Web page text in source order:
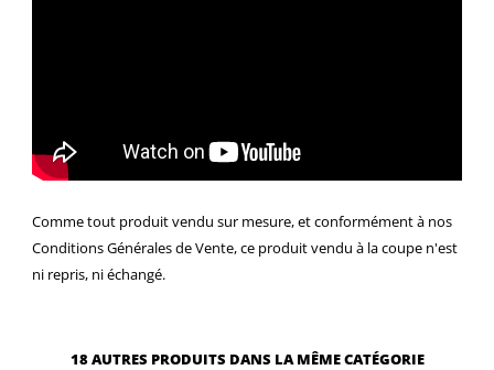
Comme tout produit vendu sur mesure, et conformément à nos
Conditions Générales de Vente, ce produit vendu à la coupe n'est
ni repris, ni échangé.
18 AUTRES PRODUITS DANS LA MÊME CATÉGORIE